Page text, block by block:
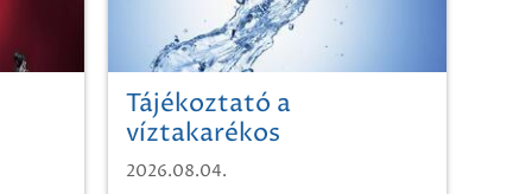
Tájékoztató a
víztakarékos
vízhasználatról
2026.08.04.